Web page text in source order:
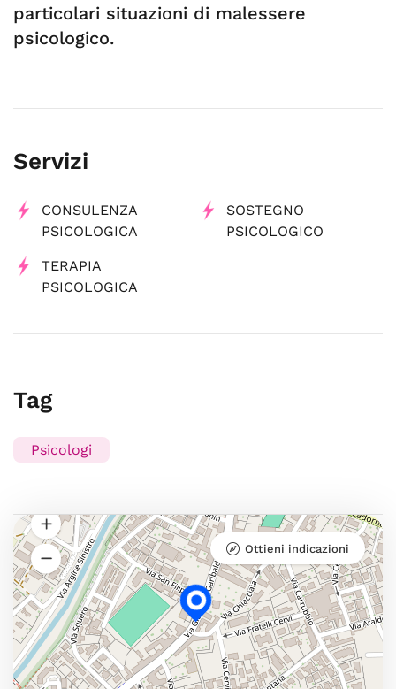
particolari situazioni di malessere
psicologico.
Servizi
CONSULENZA
PSICOLOGICA
SOSTEGNO
PSICOLOGICO
TERAPIA
PSICOLOGICA
Tag
Psicologi
Ottieni indicazioni